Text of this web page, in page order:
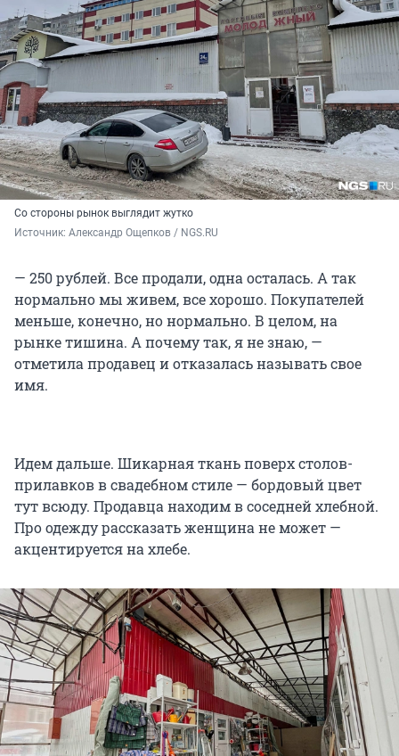
Со стороны рынок выглядит жутко
Источник: Александр Ощепков / NGS.RU
— 250 рублей. Все продали, одна осталась. А так
нормально мы живем, все хорошо. Покупателей
меньше, конечно, но нормально. В целом, на
рынке тишина. А почему так, я не знаю, —
отметила продавец и отказалась называть свое
имя.
Идем дальше. Шикарная ткань поверх столов-
прилавков в свадебном стиле — бордовый цвет
тут всюду. Продавца находим в соседней хлебной.
Про одежду рассказать женщина не может —
акцентируется на хлебе.